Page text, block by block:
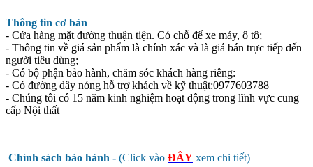
Thông tin cơ bản
- Cửa hàng mặt đường thuận tiện. Có chỗ để xe máy, ô tô;
- Thông tin về giá sản phẩm là chính xác và là giá bán trực tiếp đến
người tiêu dùng;
- Có bộ phận bảo hành, chăm sóc khách hàng riêng:
- Có đường dây nóng hỗ trợ khách về kỹ thuật:0977603788
- Chúng tôi có 15 năm kinh nghiệm hoạt động trong lĩnh vực cung
cấp Nội thất
Chính sách bảo hành - (Click vào ĐÂY xem chi tiết)